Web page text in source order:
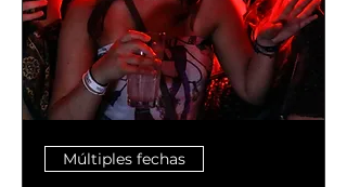
Múltiples fechas